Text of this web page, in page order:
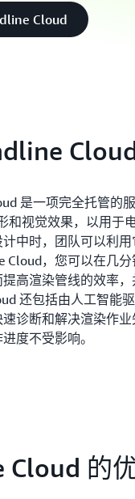
Cloud
是一项完全托管的
和视觉效果，以用于
中时，团队可以利
Cloud，您可以在几
高渲染管线的效率
还包括由人工智能
诊断和解决渲染作
度不受影响。
Cloud 的